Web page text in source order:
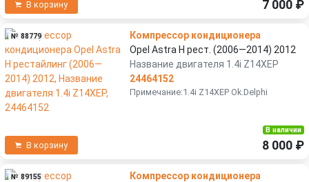
В корзину 7 000 ₽
№ 88779
Компрессор кондиционера
Opel Astra H рест. (2006—2014) 2012
Название двигателя 1.4i Z14XEP
24464152
Примечание:1.4i Z14XEP Ok.Delphi
В корзину
В наличии
8 000 ₽
№ 89155
Компрессор кондиционера